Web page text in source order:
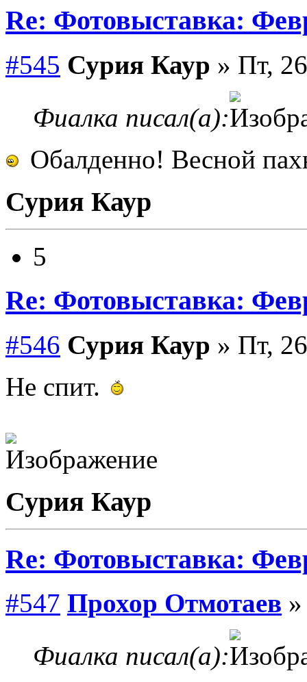
Re: Фотовыставка:
#545 Сурия Каур » Пт,
Фиалка писал(а):
Обалденно! Весной
Сурия Каур
5
Re: Фотовыставка:
#546 Сурия Каур » Пт,
Не спит.
Сурия Каур
Re: Фотовыставка:
#547 Прохор Отмотаев
Фиалка писал(а):